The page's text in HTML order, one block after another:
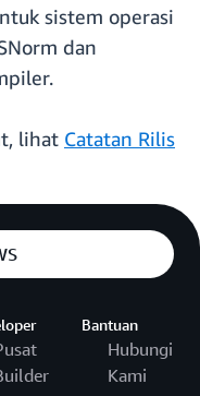
sistem operasi
dan
lihat Catatan Rilis
Bantuan
Hubungi
Kami